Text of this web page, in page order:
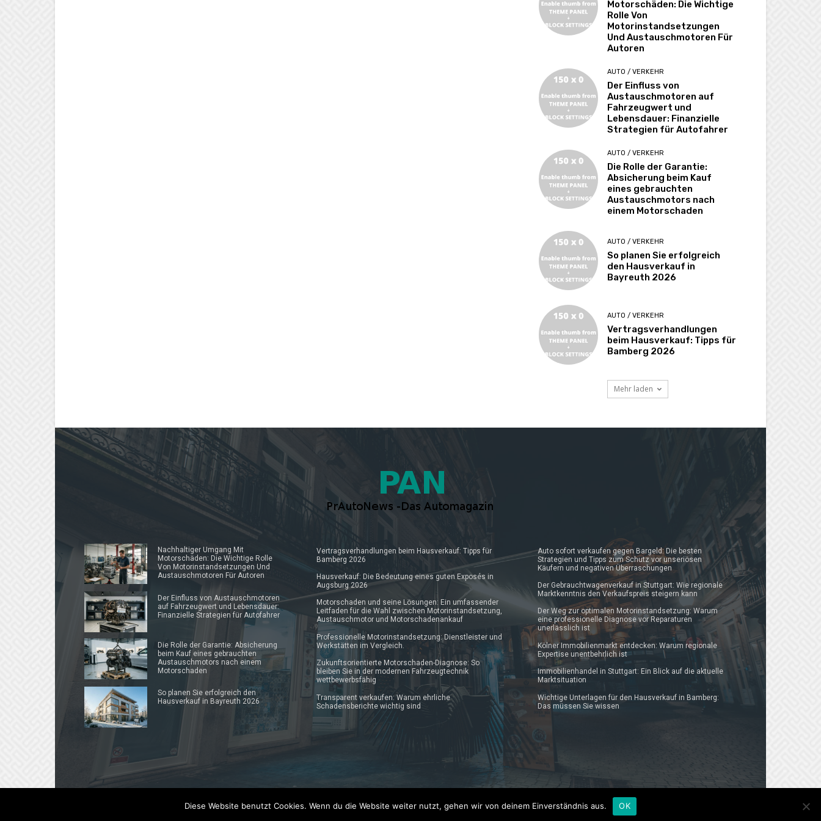
Motorschäden: Die Wichtige
Rolle Von
Motorinstandsetzungen
Und Austauschmotoren Für
Autoren
AUTO / VERKEHR
Der Einfluss von
Austauschmotoren auf
Fahrzeugwert und
Lebensdauer: Finanzielle
Strategien für Autofahrer
AUTO / VERKEHR
Die Rolle der Garantie:
Absicherung beim Kauf
eines gebrauchten
Austauschmotors nach
einem Motorschaden
AUTO / VERKEHR
So planen Sie erfolgreich
den Hausverkauf in
Bayreuth 2026
AUTO / VERKEHR
Vertragsverhandlungen
beim Hausverkauf: Tipps für
Bamberg 2026
Mehr laden
Nachhaltiger Umgang Mit
Motorschäden: Die Wichtige Rolle
Von Motorinstandsetzungen Und
Austauschmotoren Für Autoren
Der Einfluss von Austauschmotoren
auf Fahrzeugwert und Lebensdauer:
Finanzielle Strategien für Autofahrer
Die Rolle der Garantie: Absicherung
beim Kauf eines gebrauchten
Austauschmotors nach einem
Motorschaden
So planen Sie erfolgreich den
Hausverkauf in Bayreuth 2026
Vertragsverhandlungen beim Hausverkauf: Tipps für
Bamberg 2026
Hausverkauf: Die Bedeutung eines guten Exposés in
Augsburg 2026
Motorschaden und seine Lösungen: Ein umfassender
Leitfaden für die Wahl zwischen Motorinstandsetzung,
Austauschmotor und Motorschadenankauf
Professionelle Motorinstandsetzung: Dienstleister und
Werkstätten im Vergleich.
Zukunftsorientierte Motorschaden-Diagnose: So
bleiben Sie in der modernen Fahrzeugtechnik
wettbewerbsfähig
Transparent verkaufen: Warum ehrliche
Schadensberichte wichtig sind
Auto sofort verkaufen gegen Bargeld: Die besten
Strategien und Tipps zum Schutz vor unseriösen
Käufern und negativen Überraschungen
Der Gebrauchtwagenverkauf in Stuttgart: Wie regionale
Marktkenntnis den Verkaufspreis steigern kann
Der Weg zur optimalen Motorinstandsetzung: Warum
eine professionelle Diagnose vor Reparaturen
unerlässlich ist
Kölner Immobilienmarkt entdecken: Warum regionale
Expertise unentbehrlich ist
Immobilienhandel in Stuttgart: Ein Blick auf die aktuelle
Marktsituation
Wichtige Unterlagen für den Hausverkauf in Bamberg:
Das müssen Sie wissen
© 2019 - 2025 Prautonews.de | Auto-News Blog AGB Datenschutzerklärung Impressum News Archiv
Kontakt
Diese Website benutzt Cookies. Wenn du die Website weiter nutzt, gehen wir von deinem Einverständnis aus. OK